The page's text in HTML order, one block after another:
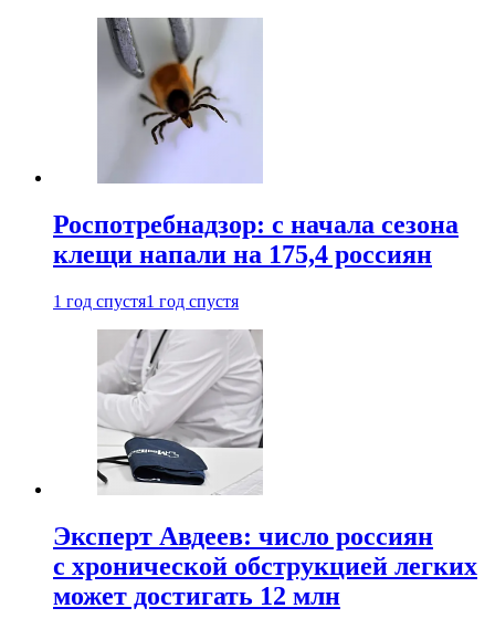
Роспотребнадзор: с начала сезона
клещи напали на 175,4 россиян
1 год спустя1 год спустя
Эксперт Авдеев: число россиян
с хронической обструкцией легких
может достигать 12 млн